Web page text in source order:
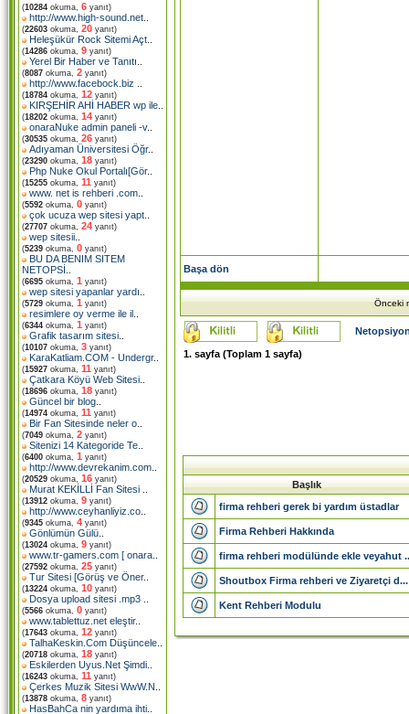
(10284 okuma, 6 yanıt)
http://www.high-sound.net
(22603 okuma, 20 yanıt)
Heleşükür Rock Sitemi Açt
(14286 okuma, 9 yanıt)
Yerel Bir Haber ve Tanıtı
(8087 okuma, 2 yanıt)
http://www.facebock.biz
(18784 okuma, 12 yanıt)
KIRŞEHİR AHİ HABER wp ile
(18202 okuma, 14 yanıt)
onaraNuke admin paneli -v..
(30535 okuma, 26 yanıt)
Adıyaman Üniversitesi Öğr..
(23290 okuma, 18 yanıt)
Php Nuke Okul Portalı[Gör..
(15255 okuma, 11 yanıt)
www. net is rehberi .com
(5592 okuma, 0 yanıt)
çok ucuza wep sitesi yapt
(27707 okuma, 24 yanıt)
wep sitesii
(5239 okuma, 0 yanıt)
BU DA BENIM SITEM
NETOPSİ
(6695 okuma, 1 yanıt)
wep sitesi yapanlar yardı
(5729 okuma, 1 yanıt)
resimlere oy verme ile il
(6344 okuma, 1 yanıt)
Grafik tasarım sitesi
(10107 okuma, 3 yanıt)
KaraKatliam.COM - Undergr..
(15927 okuma, 11 yanıt)
Çatkara Köyü Web Sitesi
(18696 okuma, 18 yanıt)
Güncel bir blog
(14974 okuma, 11 yanıt)
Bir Fan Sitesinde neler o
(7049 okuma, 2 yanıt)
Sitenizi 14 Kategoride Te
(6400 okuma, 1 yanıt)
http://www.devrekanim.com
(20529 okuma, 16 yanıt)
Murat KEKİLLİ Fan Sitesi
(13912 okuma, 9 yanıt)
http://www.ceyhanliyiz.co
(9345 okuma, 4 yanıt)
Gönlümün Gülü
(13024 okuma, 9 yanıt)
www.tr-gamers.com [ onara
(27592 okuma, 25 yanıt)
Tur Sitesi [Görüş ve Öner..
(13224 okuma, 10 yanıt)
Dosya upload sitesi .mp3
(5566 okuma, 0 yanıt)
www.tablettuz.net eleştir..
(17643 okuma, 12 yanıt)
TalhaKeskin.Com Düşüncele
(20718 okuma, 18 yanıt)
Eskilerden Uyus.Net Şimdi
(16243 okuma, 11 yanıt)
Çerkes Muzik Sitesi WwW.N
(13878 okuma, 8 yanıt)
HasBahCa nin yardıma ihti
Başa dön
Önceki
1. sayfa (Toplam 1 sayfa)
Başlık
firma rehberi gerek bi yardım üstadlar
Firma Rehberi Hakkında
firma rehberi modülünde ekle veyahut
Shoutbox Firma rehberi ve Ziyaretçi d...
Kent Rehberi Modulu